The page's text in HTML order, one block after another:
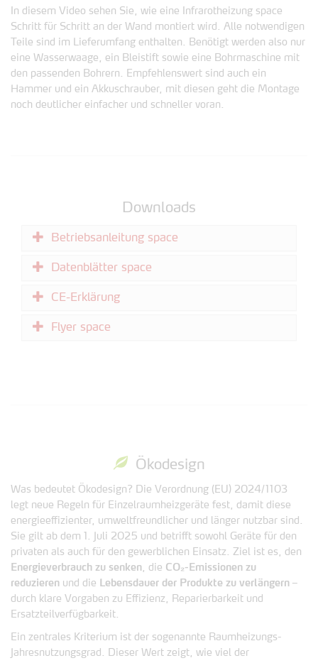
In diesem Video sehen Sie, wie eine Infrarotheizung space
Schritt für Schritt an der Wand montiert wird. Alle notwendigen
Teile sind im Lieferumfang enthalten. Benötigt werden also nur
eine Wasserwaage, ein Bleistift sowie eine Bohrmaschine mit
den passenden Bohrern. Empfehlenswert sind auch ein
Hammer und ein Akkuschrauber, mit diesen geht die Montage
noch deutlicher einfacher und schneller voran.
Downloads
Betriebsanleitung space
Datenblätter space
CE-Erklärung
Flyer space
Ökodesign
Was bedeutet Ökodesign? Die Verordnung (EU) 2024/1103
legt neue Regeln für Einzelraumheizgeräte fest, damit diese
energieeffizienter, umweltfreundlicher und länger nutzbar sind.
Sie gilt ab dem 1. Juli 2025 und betrifft sowohl Geräte für den
privaten als auch für den gewerblichen Einsatz. Ziel ist es, den
Energieverbrauch zu senken , die CO₂-Emissionen zu
reduzieren und die Lebensdauer der Produkte zu verlängern –
durch klare Vorgaben zu Effizienz, Reparierbarkeit und
Ersatzteilverfügbarkeit.
Ein zentrales Kriterium ist der sogenannte Raumheizungs-
Jahresnutzungsgrad. Dieser Wert zeigt, wie viel der